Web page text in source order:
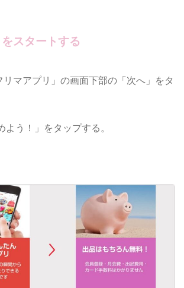
スタートする
リマアプリ」の画面下部の「次へ」をタ
う！」をタップする。